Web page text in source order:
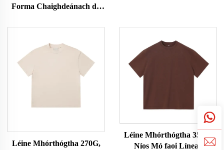
Forma Chaighdeánach do
Léine Mhórthógtha 270G,
Léine Mhórthógtha 350G,
Níos Mó faoi Líneall